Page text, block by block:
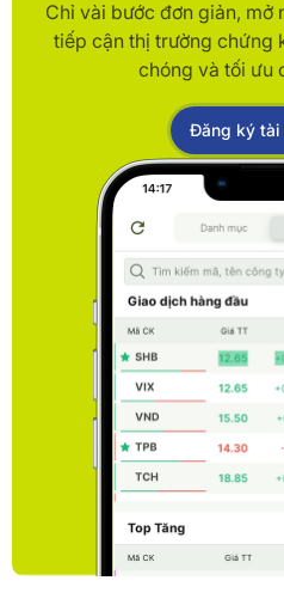
Chỉ vài bước đơn giản, mở
tiếp cận thị trường chứng
chóng và tối ưu
Đăng ký tài